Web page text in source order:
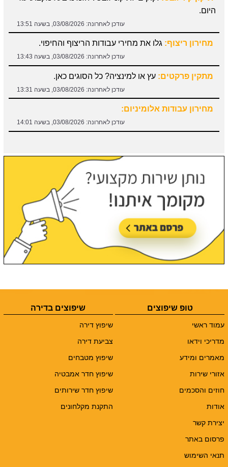
עודכן לאחרונה:
גלו את מחירי עבודות הריצוף והחיפוי.
עץ או למינציה? כל הסוגים כאן.
מחירון עבודות אלומיניום:
טופ שיפוצים
עמוד ראשי
מדריכי וידאו
מאמרים ומידע
אזורי שירות
חוזים והסכמים
אודות
יצירת קשר
פרסום באתר
תנאי השימוש
שיפוצים בדירה
שיפוץ דירה
צביעת דירה
שיפוץ מטבחים
שיפוץ חדר אמבטיה
שיפוץ חדר שירותים
התקנת מקלחונים